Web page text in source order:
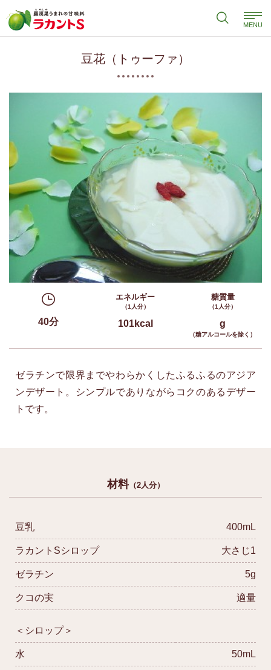
MENU
豆花（トゥーファ）
40分
エネルギー
（1人分）
101kcal
糖質量
（1人分）
g
（糖アルコールを除く）
ゼラチンで限界までやわらかくしたふるふるのアジア
ンデザート。シンプルでありながらコクのあるデザー
トです。
材料（2人分）
豆乳 400mL
ラカントSシロップ 大さじ1
ゼラチン 5g
クコの実 適量
＜シロップ＞
水 50mL